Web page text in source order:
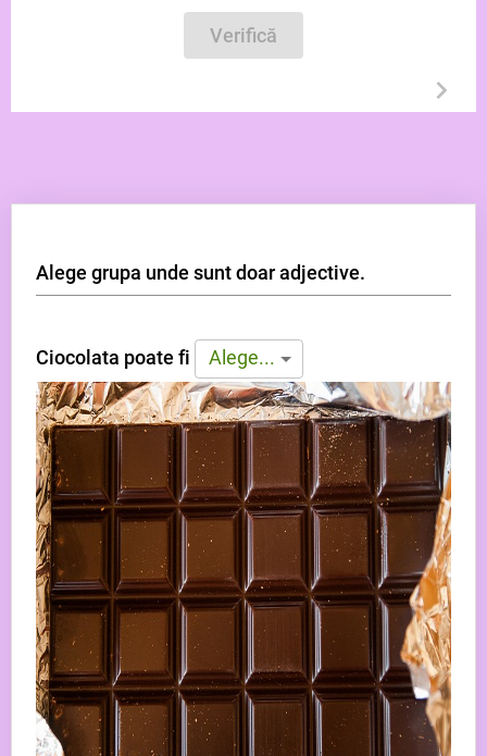
Verifică
Alege grupa unde sunt doar adjective.
Ciocolata poate fi Alege...